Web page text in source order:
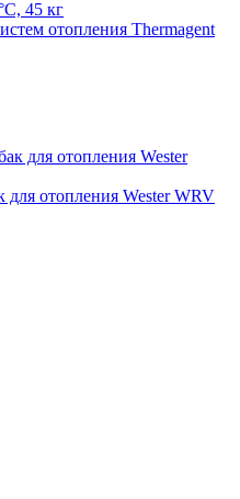
отопления Thermagent
отопления Wester WRV